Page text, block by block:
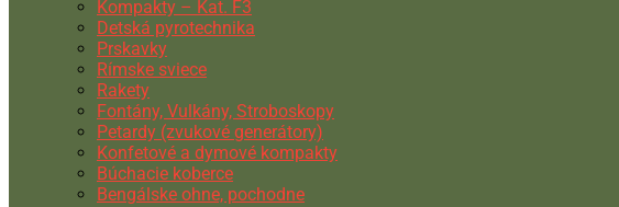
Kompakty – Kat. F3
Detská pyrotechnika
Prskavky
Rímske sviece
Rakety
Fontány, Vulkány, Stroboskopy
Petardy (zvukové generátory)
Konfetové a dymové kompakty
Búchacie koberce
Bengálske ohne, pochodne